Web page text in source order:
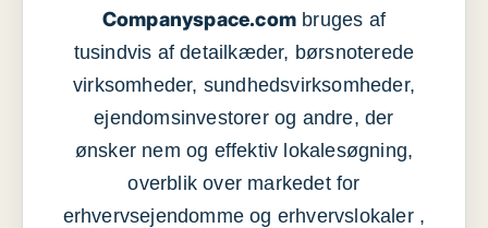
Companyspace.com bruges af
tusindvis af detailkæder, børsnoterede
virksomheder, sundhedsvirksomheder,
ejendomsinvestorer og andre, der
ønsker nem og effektiv lokalesøgning,
overblik over markedet for
erhvervsejendomme og erhvervslokaler ,